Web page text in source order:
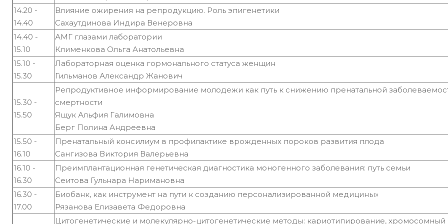
14.20 -
14.40
Влияние ожирения на репродукцию. Роль эпигенетики
Сахаутдинова Индира Венеровна
14.40 -
15.10
АМГ глазами лаборатории
Клименкова Ольга Анатольевна
15.10 -
15.30
Лабораторная оценка гормонального статуса женщин
Гильманов Александр Жанович
15.30 -
15.50
Репродуктивное информирование молодежи как путь к снижению пренатальной
смертности
Ящук Альфия Галимовна
Берг Полина Андреевна
15.50 -
16.10
Пренатальный консилиум в профилактике врожденных пороков развития плода
Сангизова Виктория Валерьевна
16.10 -
16.30
Преимплантационная генетическая диагностика моногенного заболевания: путь семьи
Сеитова Гульнара Наримановна
16.30 -
17.00
Биобанк, как инструмент на пути к созданию персонализированной медицины»
Рязанова Елизавета Федоровна
Цитогенетические и молекулярно-цитогенетические методы: кариотипирование, хромосомный